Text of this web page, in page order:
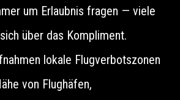
um Erlaubnis fragen — viele
über das Kompliment.
lokale Flugverbotszonen
von Flughäfen,